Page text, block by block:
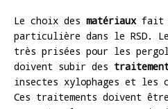
Le choix des matériauxfait
particulière dans le RSD.
très prisées pour les
doivent subir des
insectes xylophages et les
Ces traitements doivent